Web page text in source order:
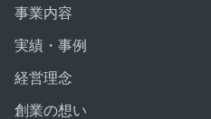
事業内容
実績・事例
経営理念
創業の想い